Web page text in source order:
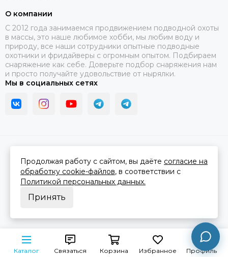
О компании
C 2012 года занимаемся продвижением подводной охоты
в массы, это наше любимое хобби, мы любим воду и
природу, все наши сотрудники опытные подводные
охотники и фридайверы с огромным опытом. Подбираем
снаряжение как себе. Доверьте подбор снаряжения нам
и просто получайте удовольствие от нырялки.
Мы в социальных сетях
Сделано вMOSK.STUDIOдля платформыInSales
Каталог Связаться Корзина Избранное Профиль
Продолжая работу с сайтом, вы даёте согласие на
обработку cookie-файлов, в соответствии с
Политикой персональных данных.
Принять